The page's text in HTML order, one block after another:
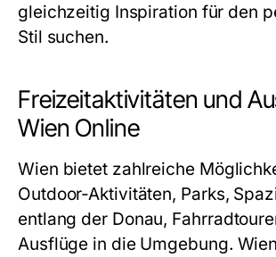
gleichzeitig Inspiration für den
Stil suchen.
Freizeitaktivitäten und
Wien Online
Wien bietet zahlreiche
Outdoor-Aktivitäten, Parks,
entlang der Donau,
Ausflüge in die Umgebung.